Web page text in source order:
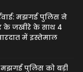
मझगई पुलिस ने
के जखीरे के साथ 4
में इस्तेमाल
पुलिस को बड़ी